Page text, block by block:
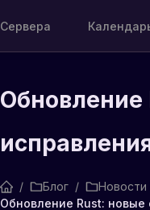
Сервера
/ Блог / Новости